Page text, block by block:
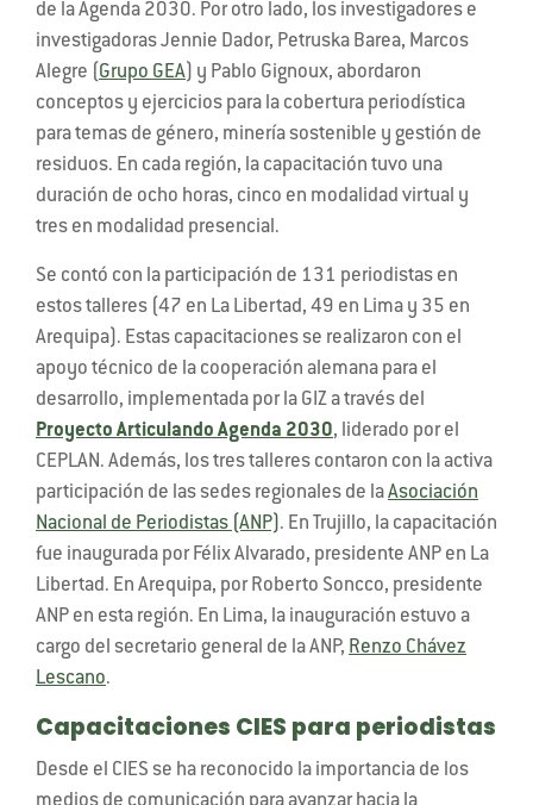
de la Agenda 2030. Por otro lado, los investigadores e
investigadoras Jennie Dador, Petruska Barea, Marcos
Alegre ( Grupo GEA ) y Pablo Gignoux, abordaron
conceptos y ejercicios para la cobertura periodística
para temas de género, minería sostenible y gestión de
residuos. En cada región, la capacitación tuvo una
duración de ocho horas, cinco en modalidad virtual y
tres en modalidad presencial.
Se contó con la participación de 131 periodistas en
estos talleres (47 en La Libertad, 49 en Lima y 35 en
Arequipa). Estas capacitaciones se realizaron con el
apoyo técnico de la cooperación alemana para el
desarrollo, implementada por la GIZ a través del
Proyecto Articulando Agenda 2030, liderado por el
CEPLAN. Además, los tres talleres contaron con la activa
participación de las sedes regionales de laAsociación
Nacional de Periodistas (ANP) . En Trujillo, la capacitación
fue inaugurada por Félix Alvarado, presidente ANP en La
Libertad. En Arequipa, por Roberto Soncco, presidente
ANP en esta región. En Lima, la inauguración estuvo a
cargo del secretario general de la ANP, Renzo Chávez
Lescano.
Capacitaciones CIES para periodistas
Desde el CIES se ha reconocido la importancia de los